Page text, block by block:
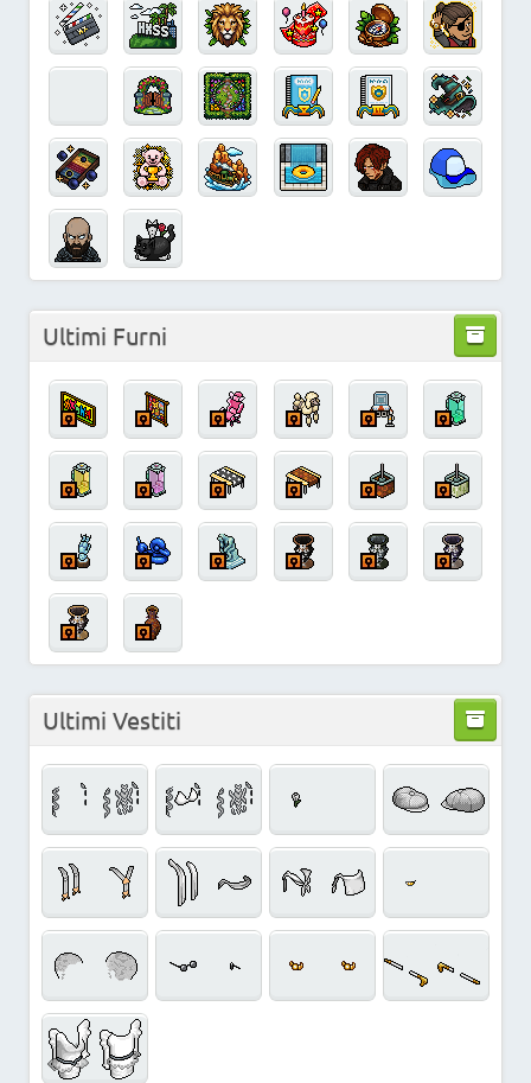
Ultimi Furni
Ultimi Vestiti